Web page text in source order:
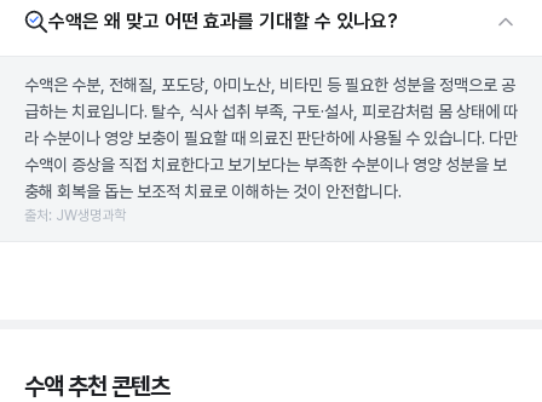
수액은 왜 맞고 어떤 효과를 기대할 수 있나요?
수액은 수분, 전해질, 포도당, 아미노산, 비타민 등 필요한 성분을 정맥으로 공
급하는 치료입니다. 탈수, 식사 섭취 부족, 구토·설사, 피로감처럼 몸 상태에 따
라 수분이나 영양 보충이 필요할 때 의료진 판단하에 사용될 수 있습니다. 다만
수액이 증상을 직접 치료한다고 보기보다는 부족한 수분이나 영양 성분을 보
충해 회복을 돕는 보조적 치료로 이해하는 것이 안전합니다.
출처: JW생명과학
수액 추천 콘텐츠